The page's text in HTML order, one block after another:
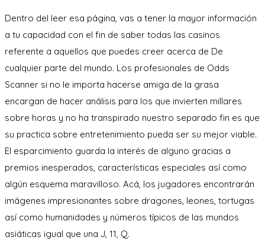
Dentro del leer esa página, vas a tener la mayor información
a tu capacidad con el fin de saber todas las casinos
referente a aquellos que puedes creer acerca de De
cualquier parte del mundo. Los profesionales de Odds
Scanner si no le importa hacerse amiga de la grasa
encargan de hacer análisis para los que invierten millares
sobre horas y no ha transpirado nuestro separado fin es que
su practica sobre entretenimiento pueda ser su mejor viable.
El esparcimiento guarda la interés de alguno gracias a
premios inesperados, características especiales así­ como
algún esquema maravilloso. Acá, los jugadores encontrarán
imágenes impresionantes sobre dragones, leones, tortugas
así­ como humanidades y números típicos de las mundos
asiáticas igual que una J, 11, Q.